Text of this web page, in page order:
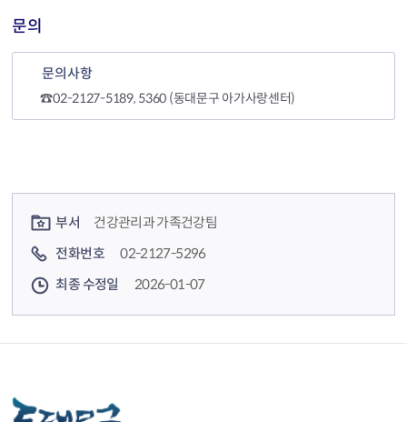
문의
문의사항
☎02-2127-5189, 5360 (동대문구 아가사랑센터)
부서
건강관리과 가족건강팀
전화번호
02-2127-5296
최종 수정일
2026-01-07